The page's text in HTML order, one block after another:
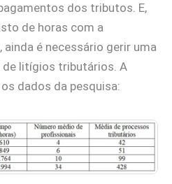
dos tributos. E,
de horas com a
é necessário gerir uma
litígios tributários. A
dados da pesquisa: